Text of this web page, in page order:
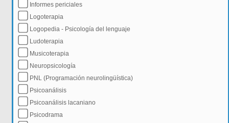
Informes periciales
Logoterapia
Logopedia - Psicología del lenguaje
Ludoterapia
Musicoterapia
Neuropsicología
PNL (Programación neurolingüística)
Psicoanálisis
Psicoanálisis lacaniano
Psicodrama